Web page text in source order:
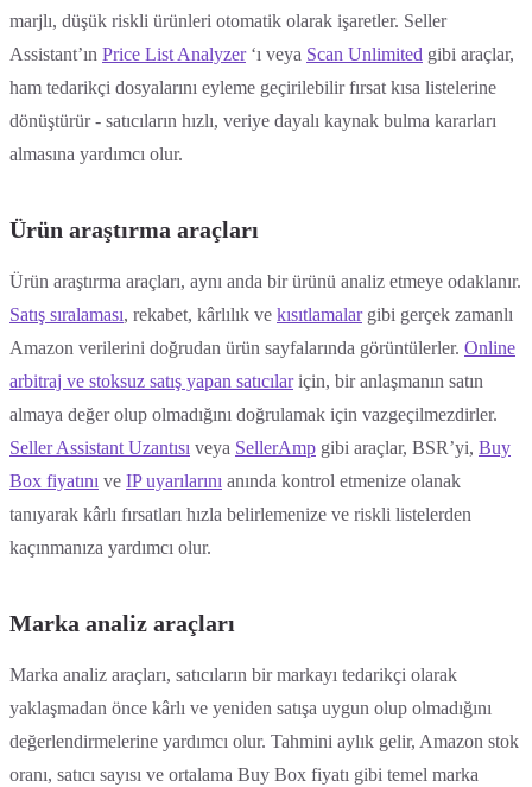
marjlı, düşük riskli ürünleri otomatik olarak işaretler. Seller
Assistant’ın Price List Analyzer‘ı veya Scan Unlimited gibi araçlar,
ham tedarikçi dosyalarını eyleme geçirilebilir fırsat kısa listelerine
dönüştürür - satıcıların hızlı, veriye dayalı kaynak bulma kararları
almasına yardımcı olur.
Ürün araştırma araçları
Ürün araştırma araçları, aynı anda bir ürünü analiz etmeye odaklanır.
Satış sıralaması, rekabet, kârlılık ve kısıtlamalargibi gerçek zamanlı
Amazon verilerini doğrudan ürün sayfalarında görüntülerler. Online
arbitraj ve stoksuz satış yapan satıcılariçin, bir anlaşmanın satın
almaya değer olup olmadığını doğrulamak için vazgeçilmezdirler.
Seller Assistant Uzantısı veya SellerAmp gibi araçlar, BSR’yi, Buy
Box fiyatını ve IP uyarılarını anında kontrol etmenize olanak
tanıyarak kârlı fırsatları hızla belirlemenize ve riskli listelerden
kaçınmanıza yardımcı olur.
Marka analiz araçları
Marka analiz araçları, satıcıların bir markayı tedarikçi olarak
yaklaşmadan önce kârlı ve yeniden satışa uygun olup olmadığını
değerlendirmelerine yardımcı olur. Tahmini aylık gelir, Amazon stok
oranı, satıcı sayısı ve ortalama Buy Box fiyatı gibi temel marka